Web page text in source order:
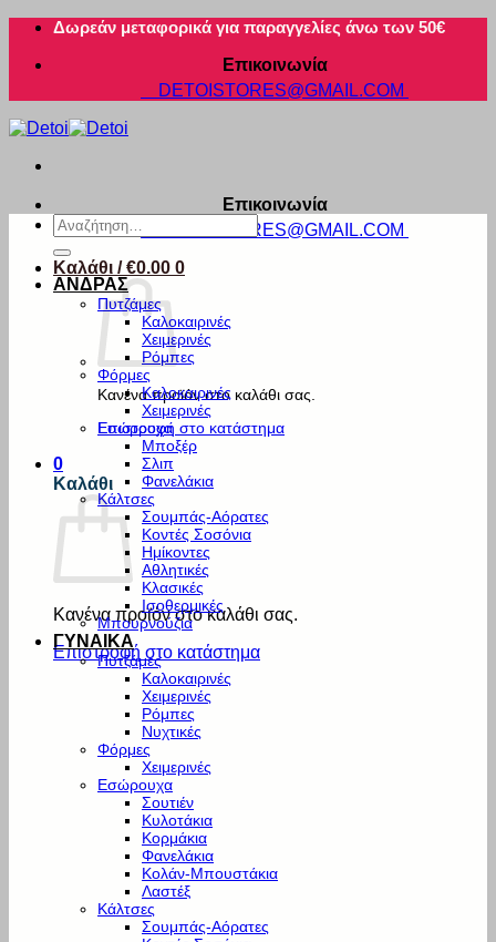
Μετάβαση
περιεχόμενο
Δωρεάν μεταφορικά για παραγγελίες άνω των 50€
Επικοινωνία
DETOISTORES@GMAIL.COM
Επικοινωνία
DETOISTORES@GMAIL.COM
Καλάθι /€0.00 0
Κανένα προϊόν στο καλάθι σας.
Επιστροφή στο κατάστημα
0
Καλάθι
Κανένα προϊόν στο καλάθι σας.
Επιστροφή στο κατάστημα
Αναζήτηση
για:
ΑΝΔΡΑΣ
Πυτζάμες
Καλοκαιρινές
Χειμερινές
Ρόμπες
Φόρμες
Καλοκαιρινές
Χειμερινές
Εσώρουχα
Μποξέρ
Σλιπ
Φανελάκια
Κάλτσες
Σουμπάς-Αόρατες
Κοντές Σοσόνια
Ημίκοντες
Αθλητικές
Κλασικές
Ισοθερμικές
Μπουρνούζια
ΓΥΝΑΙΚΑ
Πυτζάμες
Καλοκαιρινές
Χειμερινές
Ρόμπες
Νυχτικές
Φόρμες
Χειμερινές
Εσώρουχα
Σουτιέν
Κυλοτάκια
Κορμάκια
Φανελάκια
Κολάν-Μπουστάκια
Λαστέξ
Κάλτσες
Σουμπάς-Αόρατες